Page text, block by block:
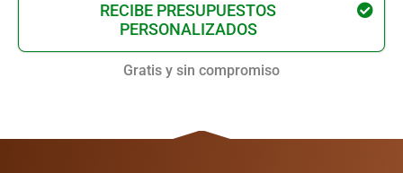
RECIBE PRESUPUESTOS
PERSONALIZADOS
Gratis y sin compromiso